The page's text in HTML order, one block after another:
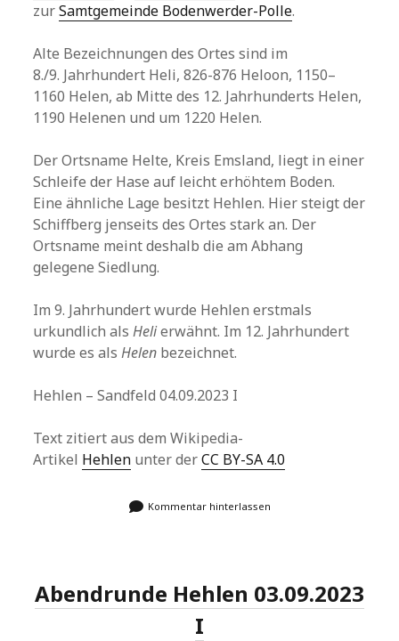
zurSamtgemeinde Bodenwerder-Polle.
Alte Bezeichnungen des Ortes sind im
8./9. Jahrhundert Heli, 826-876 Heloon, 1150–
1160 Helen, ab Mitte des 12. Jahrhunderts Helen,
1190 Helenen und um 1220 Helen.
Der Ortsname Helte, Kreis Emsland, liegt in einer
Schleife der Hase auf leicht erhöhtem Boden.
Eine ähnliche Lage besitzt Hehlen. Hier steigt der
Schiffberg jenseits des Ortes stark an. Der
Ortsname meint deshalb die am Abhang
gelegene Siedlung.
Im 9. Jahrhundert wurde Hehlen erstmals
urkundlich alsHelierwähnt. Im 12. Jahrhundert
wurde es alsHelen bezeichnet.
Hehlen – Sandfeld 04.09.2023 I
Text zitiert aus dem Wikipedia-
Artikel Hehlen unter derCC BY-SA 4.0
Kommentar hinterlassen
Abendrunde Hehlen 03.09.2023
I